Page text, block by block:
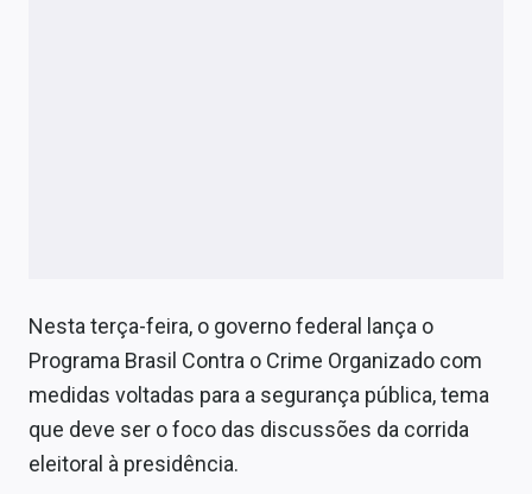
Nesta terça-feira, o governo federal lança o
Programa Brasil Contra o Crime Organizado com
medidas voltadas para a segurança pública, tema
que deve ser o foco das discussões da corrida
eleitoral à presidência.